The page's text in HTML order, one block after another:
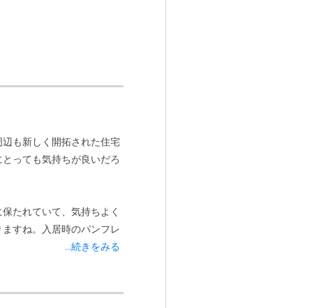
。
も新しく開拓された住宅
っても気持ちが良いだろ
たれていて、気持ちよく
すね。入居時のパンフレ
あっても施設内で対応
...続きをみる